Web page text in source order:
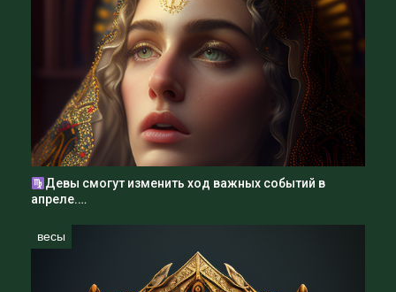
Девы смогут изменить ход важных событий в
апреле.…
весы